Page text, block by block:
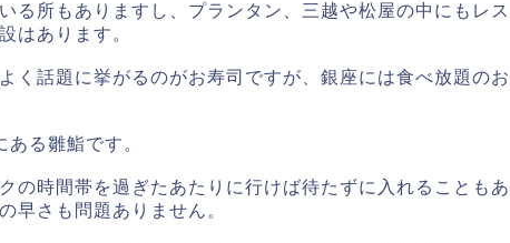
る所もありますし、プランタン、三越や松屋の中にもレス
はあります。
く話題に挙がるのがお寿司ですが、銀座には食べ放題のお
る雛鮨です。
の時間帯を過ぎたあたりに行けば待たずに入れることもあ
早さも問題ありません。